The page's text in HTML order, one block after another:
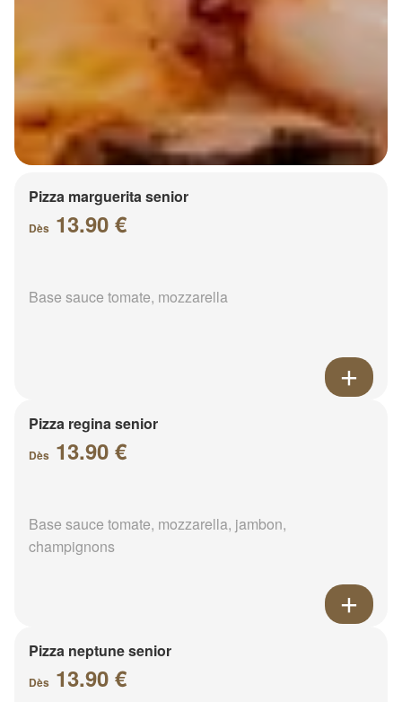
Pizza marguerita senior
Dès 13.90 €
Base sauce tomate, mozzarella
Pizza regina senior
Dès 13.90 €
Base sauce tomate, mozzarella, jambon,
champignons
Pizza neptune senior
Dès 13.90 €